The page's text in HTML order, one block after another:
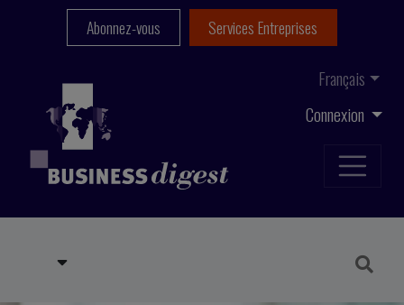
Connexion
Français
Abonnez-vous Services Entreprises